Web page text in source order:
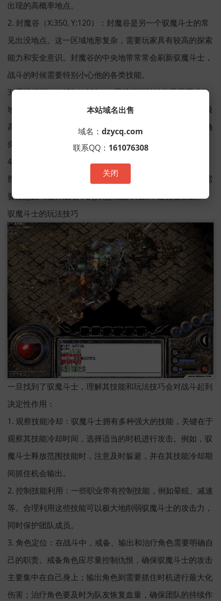
出现的高概率地点。
2. 封魔谷（X:350, Y:120）：封魔谷是另一个驭魔斗士的常
见出没地点。这一区域地形复杂，需要玩家具有较高的探索
能力和安全意识。封魔谷的中央地带常常会刷新驭魔斗士，
战斗的时候需要特别小心他的各类技能。
3. 黑暗深渊（X:450, Y:300）：黑暗深渊被认为是最困难的
地图之一，驭魔斗士也会在这里出现。这里的怪物不仅等级
高，而且容易围攻玩家，建议至少组队三人以上前往，以确
保能够分担伤害和提高击杀效率。
4. 幽冥战场（X:500, Y:250）：幽冥战场是终极玩家挑战的
胜地，但也非常危险。驭魔斗士在此出现的几率较高，但需
要注意及时避开战场中的其他高战力玩家，避免被偷袭。
驭魔斗士的玩法技巧
一旦找到了驭魔斗士，理解其技能和玩法技巧会对战斗起到
决定性作用：
1. 观察技能冷却：驭魔斗士拥有多种强大的技能，关键在于
观察其技能冷却时间，选择适当的时机进行攻击。例如，驭
魔斗士释放范围技能时，注意及时躲避，并在其技能冷却期
间抓住机会输出。
2. 控制技能利用：一些职业带有控制技能，例如晕眩、减速
等。合理利用这些技能可以极大地削弱驭魔斗士的攻击力，
同时保护团队成员。
3. 角色定位：在战斗中，戒备、输出和治疗角色需要明确自
己的职责。戒备角色应尽量控制仇恨，确保驭魔斗士的攻击
主要集中在自己身上；输出角色则需要抓住时机进行最大化
伤害；治疗角色要及时为队友恢复血量，确保团队的持续作
本站域名出售
域名： dzycq.com
联系QQ： 161076308
关闭